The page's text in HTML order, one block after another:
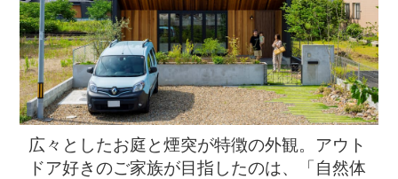
広々としたお庭と煙突が特徴の外観。アウト
ドア好きのご家族が目指したのは、「自然体